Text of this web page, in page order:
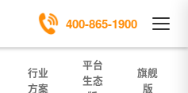
400-865-1900
行业
方案
平台
生态
旗舰
版